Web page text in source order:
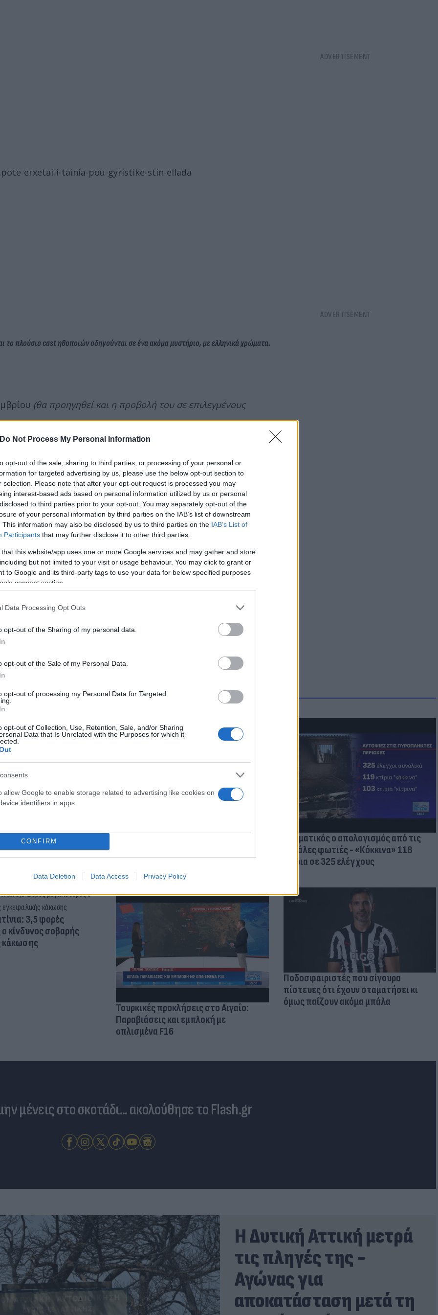
Do Not Process My Personal Information
opt-out of the sale, sharing to third parties, or processing of your personal or
for targeted advertising by us, please use the below opt-out section to
selection. Please note that after your opt-out request is processed you may
interest-based ads based on personal information utilized by us or personal
to third parties prior to your opt-out. You may separately opt-out of the
of your personal information by third parties on the IAB’s list of downstream
This information may also be disclosed by us to third parties on the IAB’s List of
Participants that may further disclose it to other third parties.
that this website/app uses one or more Google services and may gather and store
but not limited to your visit or usage behaviour. You may click to grant or
to Google and its third-party tags to use your data for below specified purposes
consent section.
Data Processing Opt Outs
opt-out of the Sharing of my personal data.
opt-out of the Sale of my Personal Data.
opt-out of processing my Personal Data for Targeted
opt-out of Collection, Use, Retention, Sale, and/or Sharing
Data that Is Unrelated with the Purposes for which it
allow Google to enable storage related to advertising like cookies on
identifiers in apps.
CONFIRM
Data Deletion Data Access Privacy Policy
erxetai-i-tainia-pou-gyristike-stin-ellada
το πλούσιο cast ηθοποιών οδηγούνται σε ένα ακόμα μυστήριο, με ελληνικά χρώματα.
(θα προηγηθεί και η προβολή του σε επιλεγμένους
Flash.grστην αναζήτηση τηςGoogle
τον θεό» - Η κυρία Μέσι
στο Instagram, την
η σύντροφος του
Και οι μαϊμούδες έχουν κατοικίδια! Οι
επιστήμονες ρίχνουν φως στις
"φιλίες" μεταξύ διαφορετικών ειδών
Δραματικός ο απολογισμός από τις
μεγάλες φωτιές - «Κόκκινα» 118
κτίρια σε 325 ελέγχους
3,5 φορές
κίνδυνος σοβαρής
κάκωσης
Τουρκικές προκλήσεις στο Αιγαίο:
Παραβιάσεις και εμπλοκή με
οπλισμένα F16
Ποδοσφαιριστές που σίγουρα
πίστευες ότι έχουν σταματήσει κι
όμως παίζουν ακόμα μπάλα
μένεις στο σκοτάδι... ακολούθησε το Flash.gr
Η Δυτική Αττική μετρά
τις πληγές της -
Αγώνας για
αποκατάσταση μετά τη